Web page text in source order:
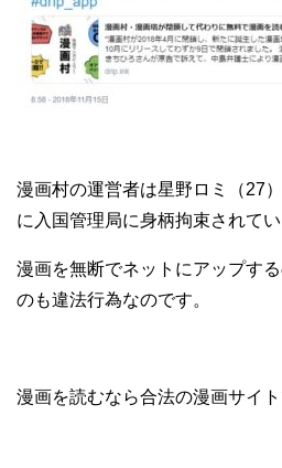
漫画村の運営者は星野ロミ（27
に入国管理局に身柄拘束されてい
漫画を無断でネットにアップす
のも違法行為なのです。
漫画を読むなら合法の漫画サイ